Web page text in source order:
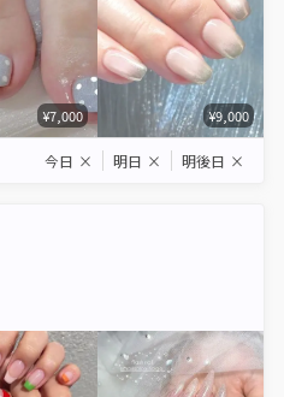
¥7,000 ¥9,000
今日 × 明日 × 明後日 ×